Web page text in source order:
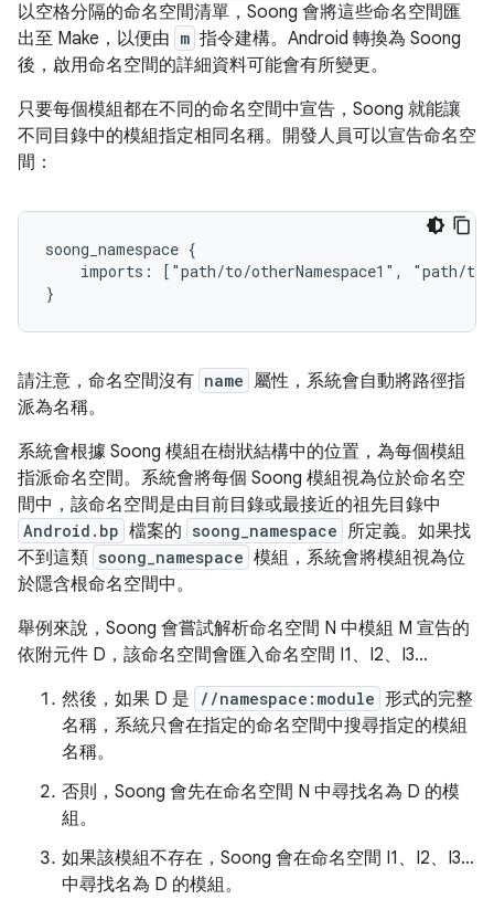
以空格分隔的命名空間清單，Soong 會將這些命名空間匯
出至 Make，以便由 m 指令建構。Android 轉換為 Soong
後，啟用命名空間的詳細資料可能會有所變更。
只要每個模組都在不同的命名空間中宣告，Soong 就能讓
不同目錄中的模組指定相同名稱。開發人員可以宣告命名空
間：
soong_namespace {
imports: ["path/to/otherNamespace1", "path/
請注意，命名空間沒有 name 屬性，系統會自動將路徑指
派為名稱。
系統會根據 Soong 模組在樹狀結構中的位置，為每個模組
指派命名空間。系統會將每個 Soong 模組視為位於命名空
間中，該命名空間是由目前目錄或最接近的祖先目錄中
Android.bp 檔案的 soong_namespace 所定義。如果找
不到這類 soong_namespace 模組，系統會將模組視為位
於隱含根命名空間中。
舉例來說，Soong 會嘗試解析命名空間 N 中模組 M 宣告的
依附元件 D，該命名空間會匯入命名空間 I1、I2、I3…
然後，如果 D 是
//namespace:module 形式的完整
名稱，系統只會在指定的命名空間中搜尋指定的模組
名稱。
否則，Soong 會先在命名空間 N 中尋找名為 D 的模
組。
如果該模組不存在，Soong 會在命名空間 I1、I2、I3…
中尋找名為 D 的模組。